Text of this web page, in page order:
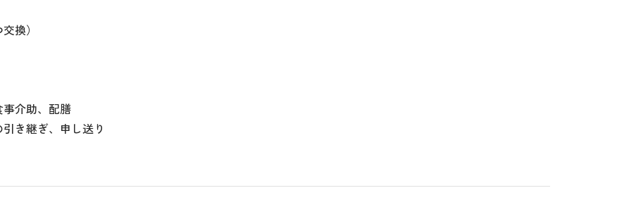
換）
事介助、配膳
き継ぎ、申し送り